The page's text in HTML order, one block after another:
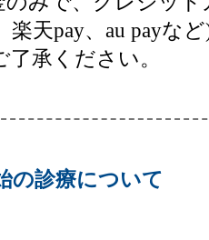
楽天pay、au payな
承ください。
の診療について